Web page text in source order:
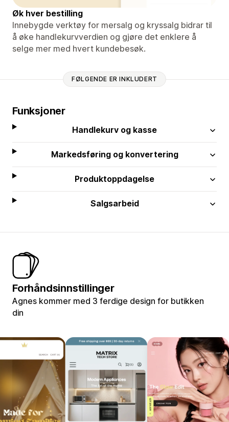
Øk hver bestilling
Innebygde verktøy for mersalg og kryssalg bidrar til
å øke handlekurvverdien og gjøre det enklere å
selge mer med hvert kundebesøk.
FØLGENDE ER INKLUDERT
Funksjoner
Handlekurv og kasse
Markedsføring og konvertering
Produktoppdagelse
Salgsarbeid
Forhåndsinnstillinger
Agnes kommer med 3 ferdige design for butikken
din